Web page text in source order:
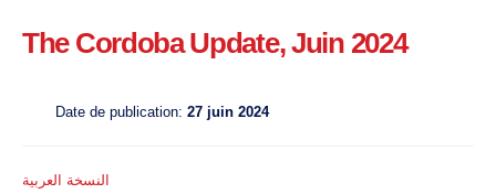
The Cordoba Update, Juin 2024
Date de publication: 27 juin 2024
النسخة العربية